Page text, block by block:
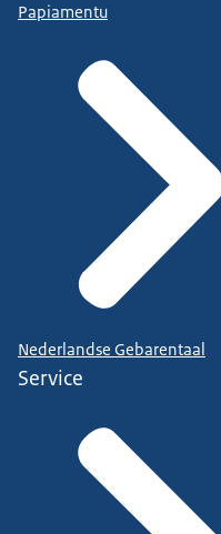
Papiamentu
Nederlandse Gebarentaal
Service